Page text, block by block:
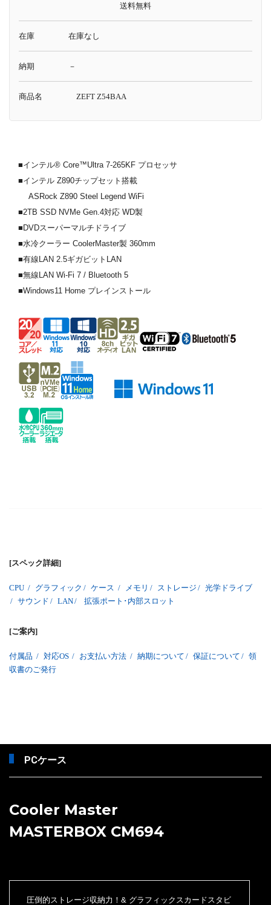
送料無料
在庫 在庫なし
納期 －
商品名 ZEFT Z54BAA
■インテル® Core™Ultra 7-265KF プロセッサ
■インテル Z890チップセット搭載
ASRock Z890 Steel Legend WiFi
■2TB SSD NVMe Gen.4対応 WD製
■DVDスーパーマルチドライブ
■水冷クーラー CoolerMaster製 360mm
■有線LAN 2.5ギガビットLAN
■無線LAN Wi-Fi 7 / Bluetooth 5
■Windows11 Home プレインストール
[スペック詳細]
CPU / グラフィック / ケース / メモリ / ストレージ / 光学ドライブ
/ サウンド / LAN/ 拡張ポート･内部スロット
[ご案内]
付属品 / 対応OS / お支払い方法 / 納期について / 保証について / 領
収書のご発行
PCケース
Cooler Master
MASTERBOX CM694
圧倒的ストレージ収納力！& グラフィックスカードスタビ